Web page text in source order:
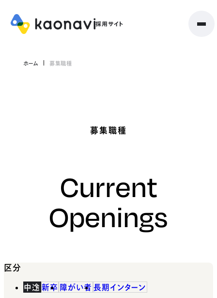
ホーム 募集職種
募集職種
Current
Openings
区分
中途 新卒 障がい者 長期インターン